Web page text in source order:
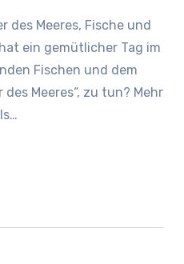
ein gemütlicher Tag im
Fischen und dem
Meeres“, zu tun? Mehr